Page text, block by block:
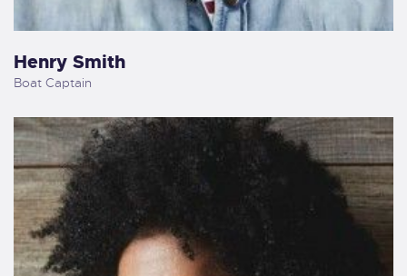
Henry Smith
Boat Captain